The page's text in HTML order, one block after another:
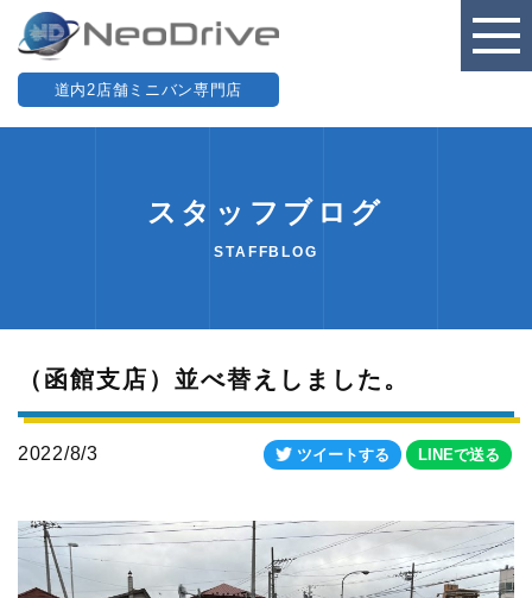
道内2店舗ミニバン専門店
スタッフブログ
STAFFBLOG
（函館支店）並べ替えしました。
2022/8/3 ツイートする LINEで送る